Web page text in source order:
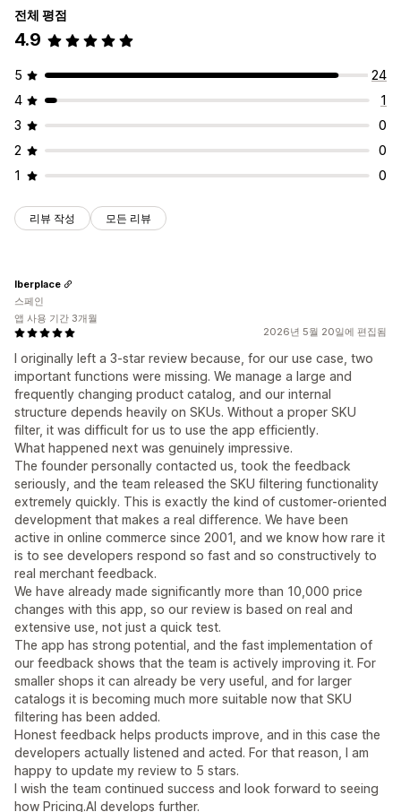
전체 평점
4.9
5
24
4
1
3
0
2
0
1
0
리뷰 작성 모든 리뷰
2026년 5월 20일에 편집됨
I originally left a 3-star review because, for our use case, two
important functions were missing. We manage a large and
frequently changing product catalog, and our internal
structure depends heavily on SKUs. Without a proper SKU
filter, it was difficult for us to use the app efficiently.
What happened next was genuinely impressive.
The founder personally contacted us, took the feedback
seriously, and the team released the SKU filtering functionality
extremely quickly. This is exactly the kind of customer-oriented
development that makes a real difference. We have been
active in online commerce since 2001, and we know how rare it
is to see developers respond so fast and so constructively to
real merchant feedback.
We have already made significantly more than 10,000 price
changes with this app, so our review is based on real and
extensive use, not just a quick test.
The app has strong potential, and the fast implementation of
our feedback shows that the team is actively improving it. For
smaller shops it can already be very useful, and for larger
catalogs it is becoming much more suitable now that SKU
filtering has been added.
Honest feedback helps products improve, and in this case the
developers actually listened and acted. For that reason, I am
happy to update my review to 5 stars.
I wish the team continued success and look forward to seeing
how Pricing.AI develops further.
Iberplace
스페인
앱 사용 기간 3개월